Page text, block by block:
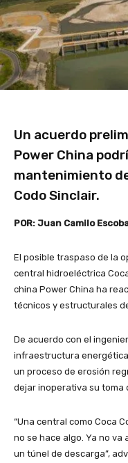
Un acuerdo
Power China
mantenimiento
Codo Sinclair.
POR: Juan Camilo
El posible traspaso de la
central hidroeléctrica
china Power China ha
técnicos y estructurales
De acuerdo con el
infraestructura
un proceso de erosión
dejar inoperativa su toma
“Una central como Coca
no se hace algo. Ya no
un túnel de descarga”,